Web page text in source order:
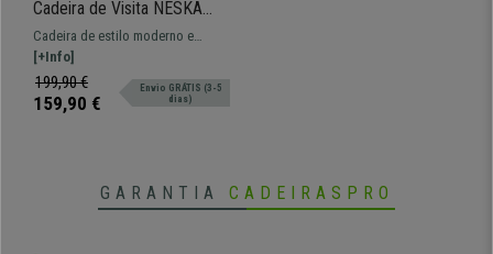
Cadeira de Visita NESKA
PANO, Design Moderno, em
Madeira Natural, cor Creme
Cadeira de estilo moderno e
elegante com estrutura de
maderia curvada com acabamento
natural, fabricada com materiais
de alta qualidade.
[+Info]
199,90 €
159,90 €
Envio GRÁTIS (3-5
dias)
GARANTIA CADEIRASPRO